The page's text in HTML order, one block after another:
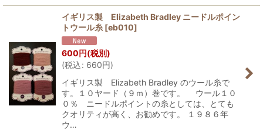
イギリス製 Elizabeth Bradley ニードルポイン
トウール糸 [eb010]
600円(税別)
(税込: 660円)
イギリス製 Elizabeth Bradley のウール糸で
す。１０ヤード（９ｍ）巻です。 ウール１０
０％ ニードルポイントの糸としては、とても
クオリティが高く、お勧めです。 １９８６年
ウ…